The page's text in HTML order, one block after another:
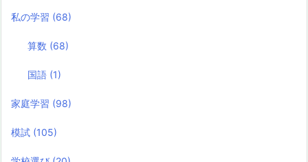
私の学習 (68)
算数 (68)
国語 (1)
家庭学習 (98)
模試 (105)